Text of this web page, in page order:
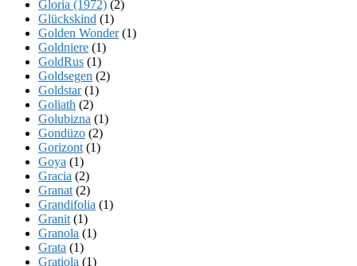
Gloria (1972) (2)
Glückskind (1)
Golden Wonder(1)
Goldniere (1)
GoldRus (1)
Goldsegen (2)
Goldstar(1)
Goliath (2)
Golubizna (1)
Gondüzo (2)
Gorizont (1)
Goya (1)
Gracia (2)
Granat (2)
Grandifolia (1)
Granit (1)
Granola (1)
Grata (1)
Gratiola (1)